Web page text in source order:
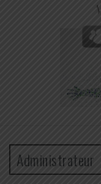
Administrateur